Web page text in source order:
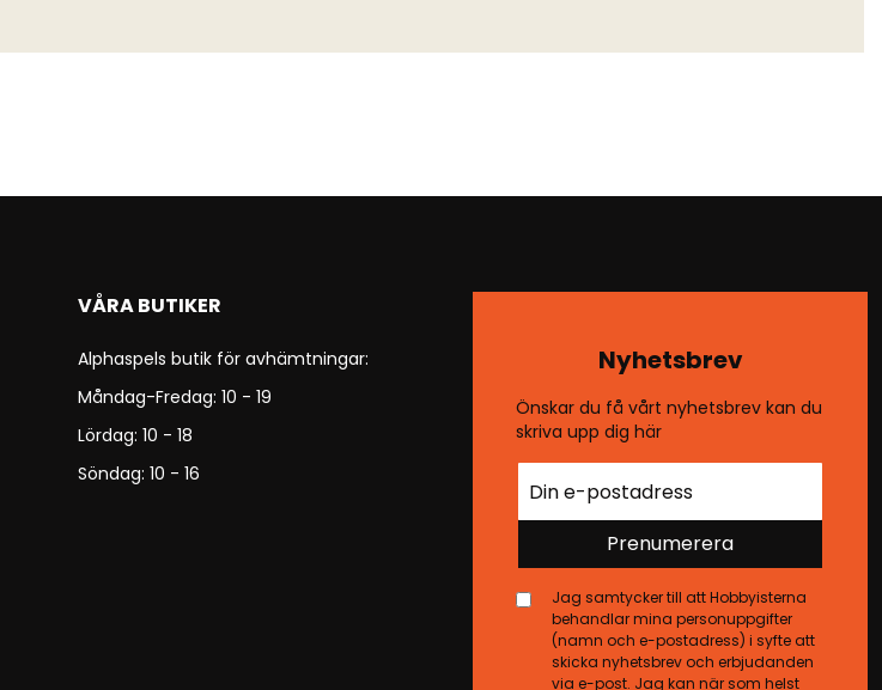
VÅRA BUTIKER
Alphaspels butik för avhämtningar:
Måndag-Fredag: 10 - 19
Lördag: 10 - 18
Söndag: 10 - 16
Nyhetsbrev
Önskar du få vårt nyhetsbrev kan du
skriva upp dig här
Prenumerera
Jag samtycker till att Hobbyisterna
behandlar mina personuppgifter
(namn och e-postadress) i syfte att
skicka nyhetsbrev och erbjudanden
via e-post. Jag kan när som helst